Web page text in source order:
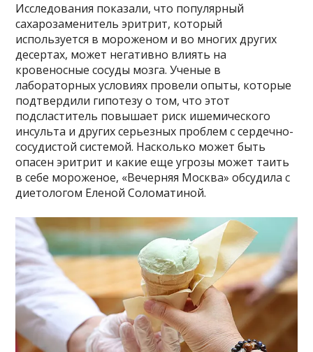
Исследования показали, что популярный
сахарозаменитель эритрит, который
используется в мороженом и во многих других
десертах, может негативно влиять на
кровеносные сосуды мозга. Ученые в
лабораторных условиях провели опыты, которые
подтвердили гипотезу о том, что этот
подсластитель повышает риск ишемического
инсульта и других серьезных проблем с сердечно-
сосудистой системой. Насколько может быть
опасен эритрит и какие еще угрозы может таить
в себе мороженое, «Вечерняя Москва» обсудила с
диетологом Еленой Соломатиной.